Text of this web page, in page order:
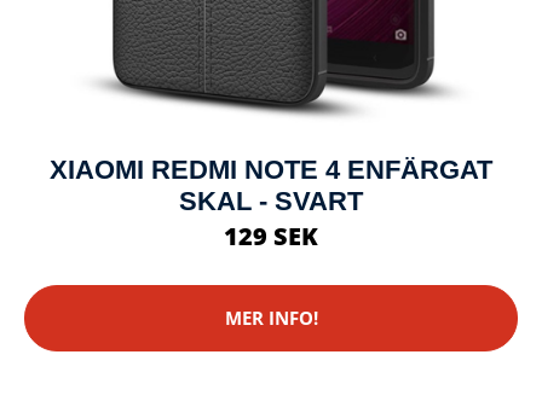
XIAOMI REDMI NOTE 4 ENFÄRGAT
SKAL - SVART
129 SEK
MER INFO!